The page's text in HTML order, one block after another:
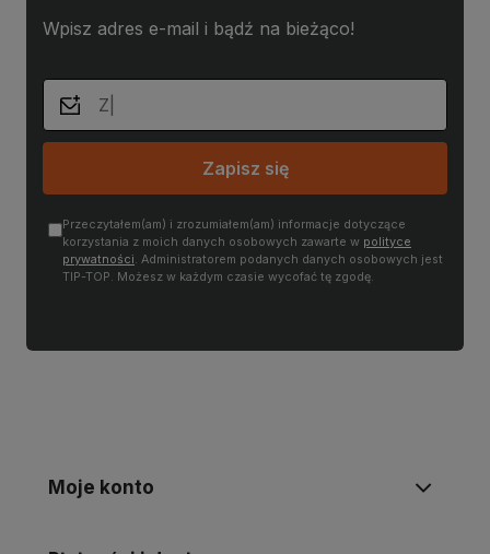
Wpisz adres e-mail i bądź na bieżąco!
Zapisz się
Przeczytałem(am) i zrozumiałem(am) informacje dotyczące
korzystania z moich danych osobowych zawarte w polityce
prywatności. Administratorem podanych danych osobowych jest
TIP-TOP. Możesz w każdym czasie wycofać tę zgodę.
Moje konto